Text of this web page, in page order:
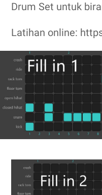
Drum Set untuk
Latihan online: